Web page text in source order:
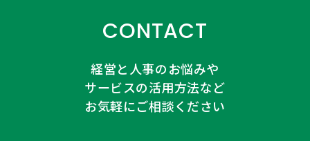
CONTACT
経営と人事のお悩みや
サービスの活用方法など
お気軽にご相談ください